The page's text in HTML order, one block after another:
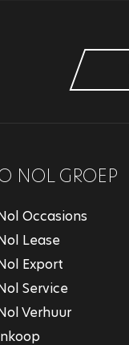
NOL GROEP
Occasions
Lease
Export
Service
Verhuur